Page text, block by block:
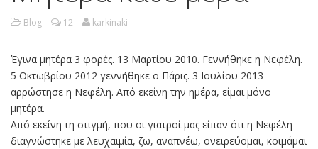
Blog 12 karkinaki
Έγινα μητέρα 3 φορές. 13 Μαρτίου 2010. Γεννήθηκε η Νεφέλη.
5 Οκτωβρίου 2012 γεννήθηκε ο Πάρις. 3 Ιουλίου 2013
αρρώστησε η Νεφέλη. Από εκείνη την ημέρα, είμαι μόνο
μητέρα.
Από εκείνη τη στιγμή, που οι γιατροί μας είπαν ότι η Νεφέλη
διαγνώστηκε με λευχαιμία, ζω, αναπνέω, ονειρεύομαι, κοιμάμαι